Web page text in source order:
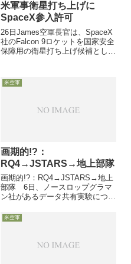
米軍事衛星打ち上げに
SpaceX参入許可
26日James空軍長官は、SpaceX
社のFalcon 9ロケットを国家安全
保障用の衛星打ち上げ候補として
Lockheed Martinとボーイングが
共同創設した「United L...
米空軍
画期的!?：
RQ4→JSTARS→地上部隊
画期的!?：RQ4→JSTARS→地上
部隊 6日、ノースロップグラマ
ン社があるデータ共有実験につい
の実験のどこが凄い事なのか良く
米空軍